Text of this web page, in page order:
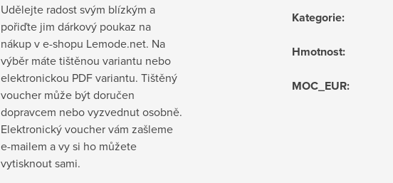
Udělejte radost svým blízkým a
pořiďte jim dárkový poukaz na
nákup v e-shopu Lemode.net. Na
výběr máte tištěnou variantu nebo
elektronickou PDF variantu. Tištěný
voucher může být doručen
dopravcem nebo vyzvednut osobně.
Elektronický voucher vám zašleme
e-mailem a vy si ho můžete
vytisknout sami.
Kategorie:
Hmotnost:
MOC_EUR: